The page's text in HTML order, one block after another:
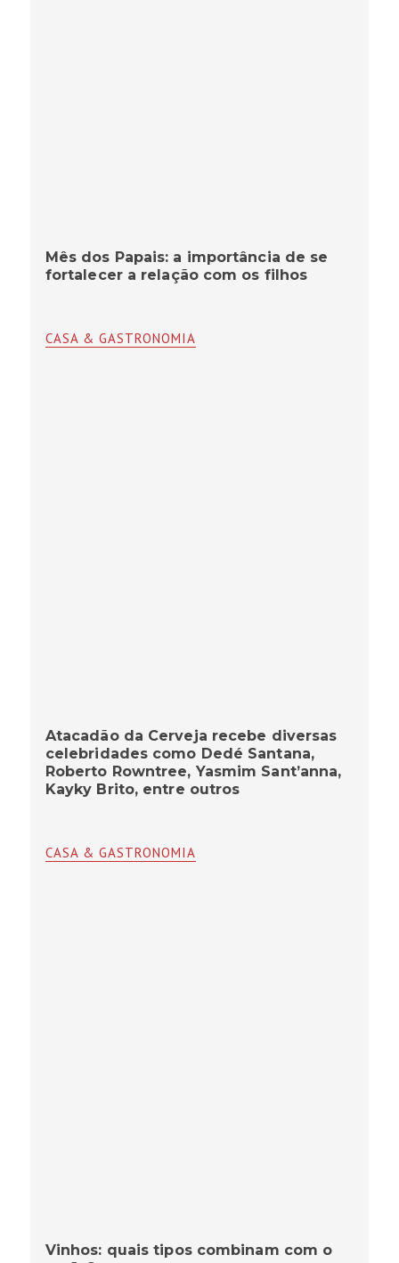
Mês dos Papais: a importância de se
fortalecer a relação com os filhos
CASA & GASTRONOMIA
Atacadão da Cerveja recebe diversas
celebridades como Dedé Santana,
Roberto Rowntree, Yasmim Sant’anna,
Kayky Brito, entre outros
CASA & GASTRONOMIA
Vinhos: quais tipos combinam com o